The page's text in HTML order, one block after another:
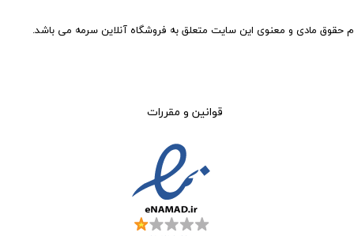
حقوق مادی و معنوی این سایت متعلق به فروشگاه آنلاین سرمه می باشد.
قوانین و مقررات